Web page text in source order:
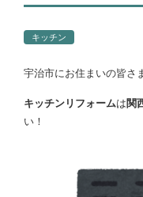
キッチン
宇治市にお住まいの皆さ
キッチンリフォームは 関
い！